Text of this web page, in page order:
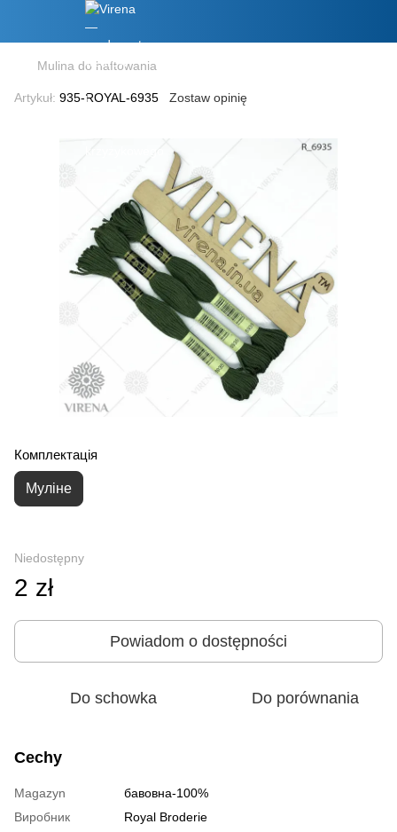
Mulina do haftowania
Artykuł: 935-ROYAL-6935 Zostaw opinię
Комплектація
Муліне
Niedostępny
2 zł
Powiadom o dostępności
Do schowka Do porównania
Cechy
Magazyn
бавовна-100%
Виробник
Royal Broderie